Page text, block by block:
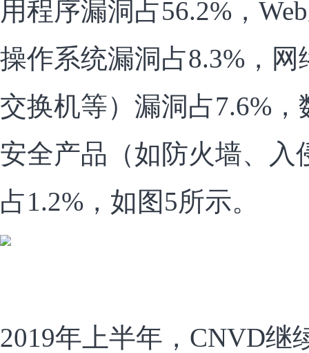
用程序漏洞占56.2%，
操作系统漏洞占8.3%，
交换机等）漏洞占7.6%
安全产品（如防火墙、入
占1.2%，如图5所示。
2019年上半年，CNVD继